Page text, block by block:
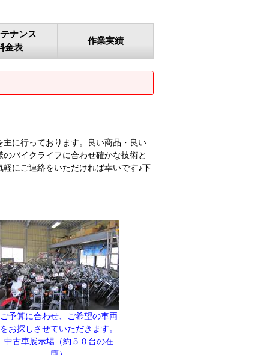
ナンス
金表
作業実績
に行っております。良い商品・良い
バイクライフに合わせ確かな技術と
にご連絡をいただければ幸いです♪下
ご予算に合わせ、ご希望の車両
をお探しさせていただきます。
中古車展示場（約５０台の在